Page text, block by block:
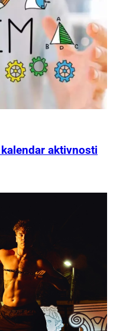
aktivnosti